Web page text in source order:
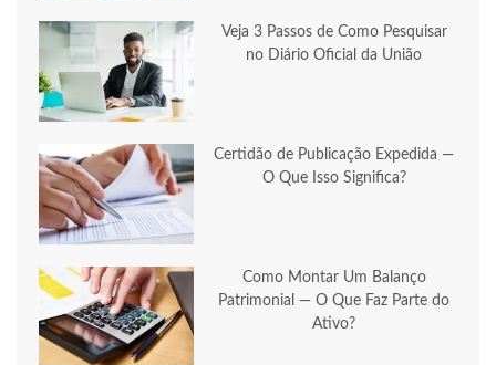
Veja 3 Passos de Como Pesquisar
no Diário Oficial da União
Certidão de Publicação Expedida —
O Que Isso Significa?
Como Montar Um Balanço
Patrimonial — O Que Faz Parte do
Ativo?